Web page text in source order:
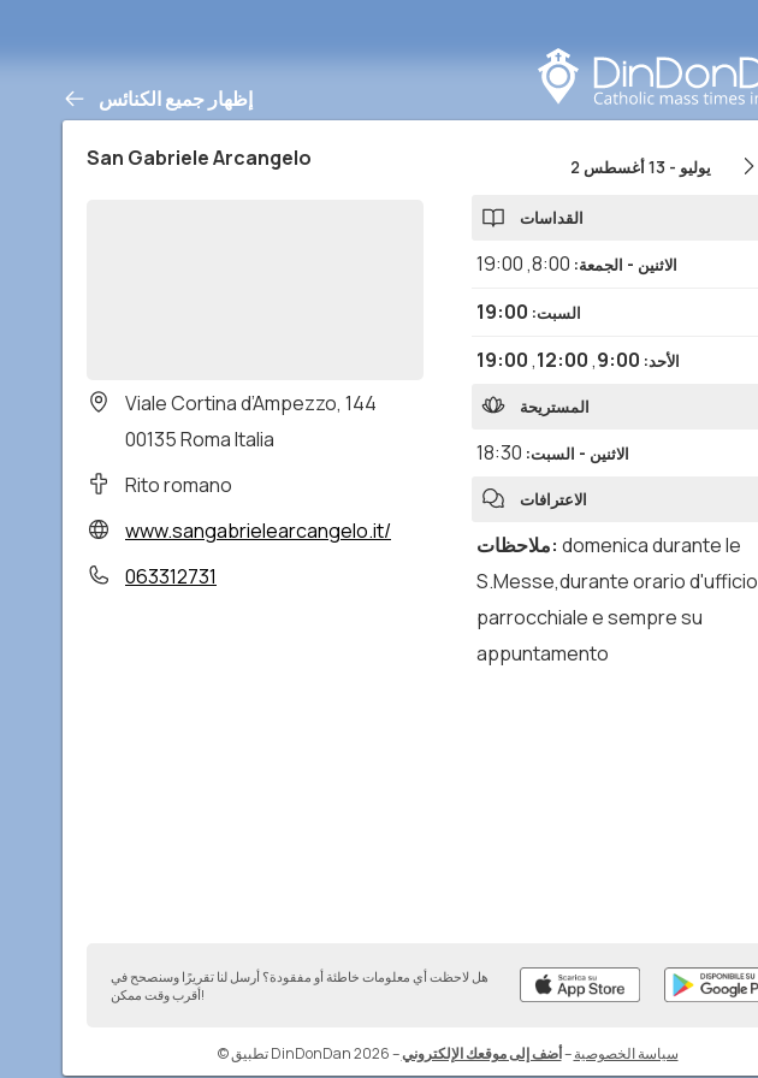
إظهار جميع الكنائس
San Gabriele Arcangelo
Viale Cortina d’Ampezzo, 144
00135 Roma Italia
Rito romano
www.sangabrielearcangelo.it/
063312731
2 يوليو -13 أغسطس
القداسات
الاثنين - الجمعة:
8:00
,
19:00
السبت:
19:00
الأحد:
9:00
,
12:00
,
19:00
المستريحة
الاثنين - السبت:
18:30
الاعترافات
ملاحظات: domenica durante le
S.Messe,durante orario d'ufficio
parrocchiale e sempre su
appuntamento
هل لاحظت أي معلومات خاطئة أو مفقودة؟ أرسل لنا تقريرًا وسنصحح في
أقرب وقت ممكن!
© تطبيق DinDonDan 2026– سياسة الخصوصية –أضف إلى موقعك الإلكتروني